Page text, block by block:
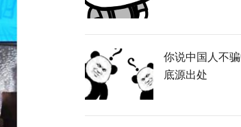
你说中国人不
底源出处